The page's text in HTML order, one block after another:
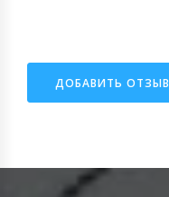
ДОБАВИТЬ ОТЗЫВ